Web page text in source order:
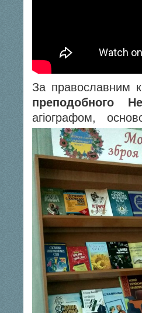
За православним
преподобного
агіографом,